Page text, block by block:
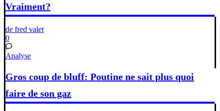
Vraiment?
de fred valet
0
Analyse
Gros coup de bluff: Poutine ne sait plus quoi
faire de son gaz